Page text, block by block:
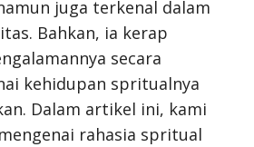
juga terkenal dalam
Bahkan, ia kerap
secara
kehidupan spritualnya
Dalam artikel ini, kami
rahasia spritual